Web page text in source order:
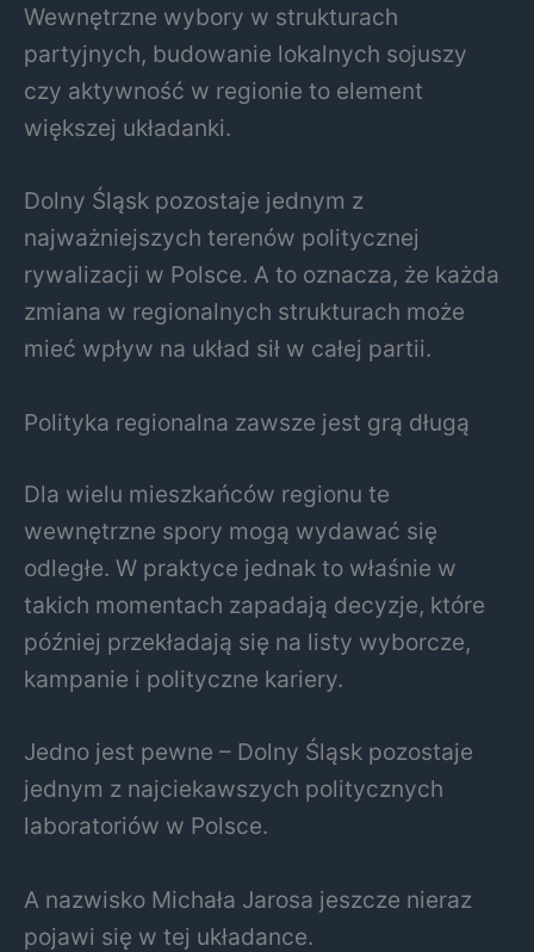
Wewnętrzne wybory w strukturach
partyjnych, budowanie lokalnych sojuszy
czy aktywność w regionie to element
większej układanki.
Dolny Śląsk pozostaje jednym z
najważniejszych terenów politycznej
rywalizacji w Polsce. A to oznacza, że każda
zmiana w regionalnych strukturach może
mieć wpływ na układ sił w całej partii.
Polityka regionalna zawsze jest grą długą
Dla wielu mieszkańców regionu te
wewnętrzne spory mogą wydawać się
odległe. W praktyce jednak to właśnie w
takich momentach zapadają decyzje, które
później przekładają się na listy wyborcze,
kampanie i polityczne kariery.
Jedno jest pewne – Dolny Śląsk pozostaje
jednym z najciekawszych politycznych
laboratoriów w Polsce.
A nazwisko Michała Jarosa jeszcze nieraz
pojawi się w tej układance.